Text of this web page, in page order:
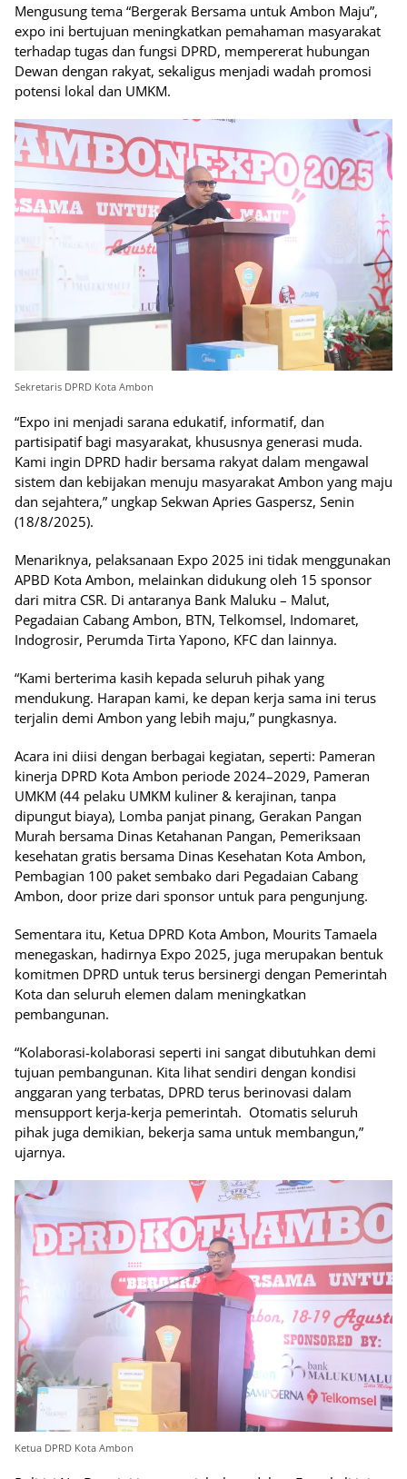
Mengusung tema “Bergerak Bersama untuk Ambon Maju”,
expo ini bertujuan meningkatkan pemahaman masyarakat
terhadap tugas dan fungsi DPRD, mempererat hubungan
Dewan dengan rakyat, sekaligus menjadi wadah promosi
potensi lokal dan UMKM.
Sekretaris DPRD Kota Ambon
“Expo ini menjadi sarana edukatif, informatif, dan
partisipatif bagi masyarakat, khususnya generasi muda.
Kami ingin DPRD hadir bersama rakyat dalam mengawal
sistem dan kebijakan menuju masyarakat Ambon yang maju
dan sejahtera,” ungkap Sekwan Apries Gaspersz, Senin
(18/8/2025).
Menariknya, pelaksanaan Expo 2025 ini tidak menggunakan
APBD Kota Ambon, melainkan didukung oleh 15 sponsor
dari mitra CSR. Di antaranya Bank Maluku – Malut,
Pegadaian Cabang Ambon, BTN, Telkomsel, Indomaret,
Indogrosir, Perumda Tirta Yapono, KFC dan lainnya.
“Kami berterima kasih kepada seluruh pihak yang
mendukung. Harapan kami, ke depan kerja sama ini terus
terjalin demi Ambon yang lebih maju,” pungkasnya.
Acara ini diisi dengan berbagai kegiatan, seperti: Pameran
kinerja DPRD Kota Ambon periode 2024–2029, Pameran
UMKM (44 pelaku UMKM kuliner & kerajinan, tanpa
dipungut biaya), Lomba panjat pinang, Gerakan Pangan
Murah bersama Dinas Ketahanan Pangan, Pemeriksaan
kesehatan gratis bersama Dinas Kesehatan Kota Ambon,
Pembagian 100 paket sembako dari Pegadaian Cabang
Ambon, door prize dari sponsor untuk para pengunjung.
Sementara itu, Ketua DPRD Kota Ambon, Mourits Tamaela
menegaskan, hadirnya Expo 2025, juga merupakan bentuk
komitmen DPRD untuk terus bersinergi dengan Pemerintah
Kota dan seluruh elemen dalam meningkatkan
pembangunan.
“Kolaborasi-kolaborasi seperti ini sangat dibutuhkan demi
tujuan pembangunan. Kita lihat sendiri dengan kondisi
anggaran yang terbatas, DPRD terus berinovasi dalam
mensupport kerja-kerja pemerintah. Otomatis seluruh
pihak juga demikian, bekerja sama untuk membangun,”
ujarnya.
Ketua DPRD Kota Ambon